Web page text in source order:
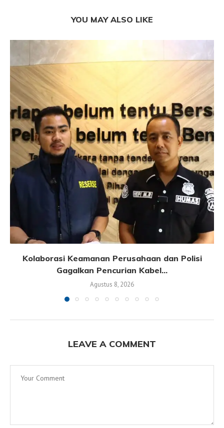
YOU MAY ALSO LIKE
Kolaborasi Keamanan Perusahaan dan Polisi
Gagalkan Pencurian Kabel...
Agustus 8, 2026
LEAVE A COMMENT